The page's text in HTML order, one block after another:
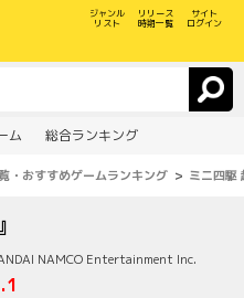
ジャンル
リスト
リリース
時期一覧
サイト
ログイン
ム 総合ランキング
・おすすめゲームランキング ミニ四駆
NAMCO Entertainment Inc.